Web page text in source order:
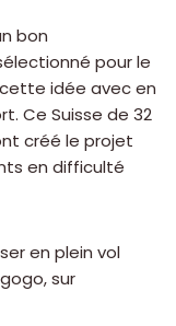
bon
pour le
idée avec en
Ce Suisse de 32
créé le projet
en difficulté
en plein vol
sur